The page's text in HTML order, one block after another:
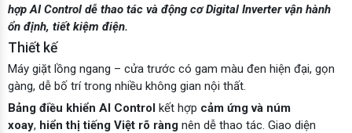
hợp AI Control dễ thao tác và động cơ Digital Inverter vận hành
ổn định, tiết kiệm điện.
Thiết kế
Máy giặt lồng ngang – cửa trước có gam màu đen hiện đại, gọn
gàng, dễ bố trí trong nhiều không gian nội thất.
Bảng điều khiển AI Control kết hợp cảm ứng và núm
xoay, hiển thị tiếng Việt rõ ràng nên dễ thao tác. Giao diện